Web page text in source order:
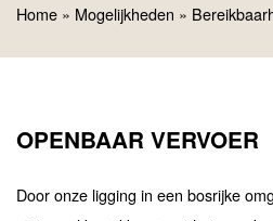
Home » Mogelijkheden »
OPENBAAR VERVOER
Door onze ligging in een bosrijke